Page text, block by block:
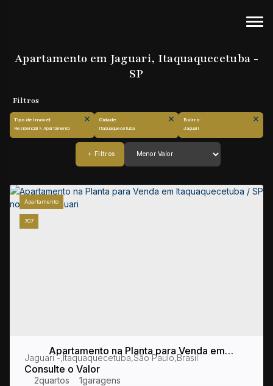
Apartamento em Jaguari, Itaquaquecetuba -
SP
Residencial » Apartamento
Itaquaquecetuba
Jaguari
707
Apartamento
Apartamento na Planta para Venda em
Itaquaquecetuba / SP no bairro Jaguari
Consulte o Valor
Jaguari ,Itaquaquecetuba,São Paulo,Brasil
2 1